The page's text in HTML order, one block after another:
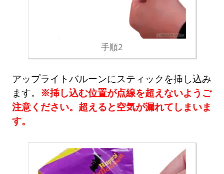
手順2
アップライトバルーンにスティックを挿し込み
ます。 ※挿し込む位置が点線を超えないようご
注意ください。超えると空気が漏れてしまいま
す。